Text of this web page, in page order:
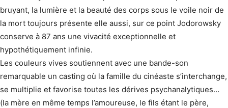
bruyant, la lumière et la beauté des corps sous le voile noir de
la mort toujours présente elle aussi, sur ce point Jodorowsky
conserve à 87 ans une vivacité exceptionnelle et
hypothétiquement infinie.
Les couleurs vives soutiennent avec une bande-son
remarquable un casting où la famille du cinéaste s’interchange,
se multiplie et favorise toutes les dérives psychanalytiques…
(la mère en même temps l’amoureuse, le fils étant le père,